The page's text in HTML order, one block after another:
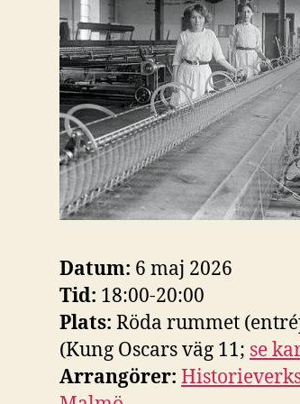
Datum: 6 maj 2026
Tid: 18:00-20:00
Plats: Röda rummet
(Kung Oscars väg 11; se
Arrangörer: